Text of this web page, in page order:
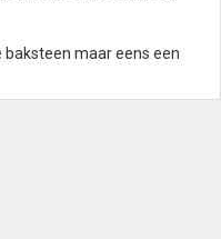
baksteen maar eens een